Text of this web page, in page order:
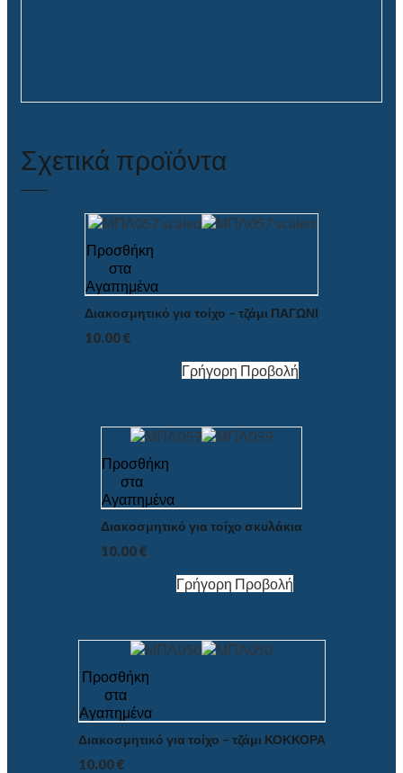
Σχετικά προϊόντα
Προσθήκη
στα
Αγαπημένα
Διακοσμητικό για τοίχο – τζάμι ΠΑΓΩΝΙ
10.00€
Γρήγορη Προβολή
Προσθήκη
στα
Αγαπημένα
Διακοσμητικό για τοίχο σκυλάκια
10.00€
Γρήγορη Προβολή
Προσθήκη
στα
Αγαπημένα
Διακοσμητικό για τοίχο – τζάμι ΚΟΚΚΟΡΑ
10.00€